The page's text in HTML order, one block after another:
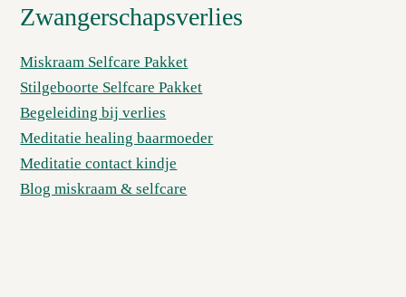
Zwangerschapsverlies
Miskraam Selfcare Pakket
Stilgeboorte Selfcare Pakket
Begeleiding bij verlies
Meditatie healing baarmoeder
Meditatie contact kindje
Blog miskraam & selfcare